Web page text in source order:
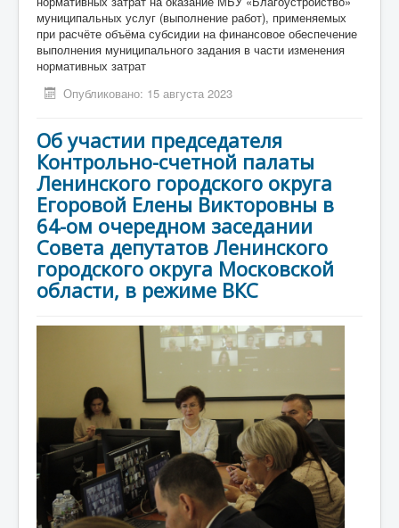
муниципальных услуг (выполнение работ), применяемых
при расчёте объёма субсидии на финансовое обеспечение
выполнения муниципального задания в части изменения
нормативных затрат
Опубликовано: 15 августа 2023
Об участии председателя
Контрольно-счетной палаты
Ленинского городского округа
Егоровой Елены Викторовны в
64-ом очередном заседании
Совета депутатов Ленинского
городского округа Московской
области, в режиме ВКС